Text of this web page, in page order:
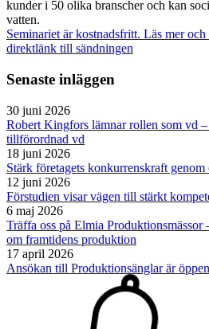
kunder i 50 olika branscher och kan
vatten.
Seminariet är kostnadsfritt. Läs mer
direktlänk till sändningen
Senaste inläggen
30 juni 2026
Robert Kingfors lämnar rollen som vd
tillförordnad vd
18 juni 2026
Stärk företagets konkurrenskraft
12 juni 2026
Förstudien visar vägen till stärkt
6 maj 2026
Träffa oss på Elmia
om framtidens produktion
17 april 2026
Ansökan till Produktionsänglar är öppen